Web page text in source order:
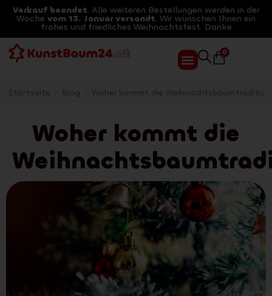
Verkauf beendet. Alle weiteren Bestellungen werden in der
Woche vom 13. Januar versandt. Wir wünschen Ihnen ein
frohes und friedliches Weihnachtsfest. Danke
0
Startseite Blog Woher kommt die
Woher kommt die